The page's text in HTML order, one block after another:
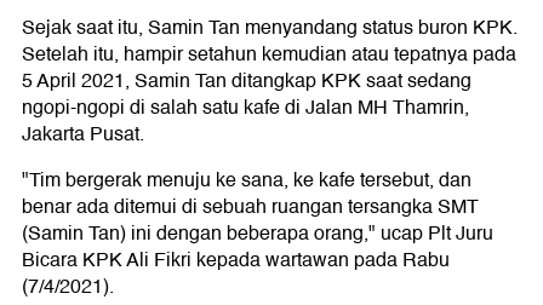
Sejak saat itu, Samin Tan menyandang status buron KPK.
Setelah itu, hampir setahun kemudian atau tepatnya pada
5 April 2021, Samin Tan ditangkap KPK saat sedang
ngopi-ngopi di salah satu kafe di Jalan MH Thamrin,
Jakarta Pusat.
"Tim bergerak menuju ke sana, ke kafe tersebut, dan
benar ada ditemui di sebuah ruangan tersangka SMT
(Samin Tan) ini dengan beberapa orang," ucap Plt Juru
Bicara KPK Ali Fikri kepada wartawan pada Rabu
(7/4/2021).